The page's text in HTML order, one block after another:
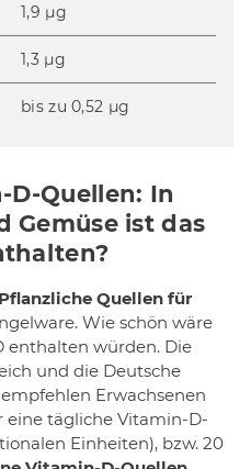
1,9 µg
1,3 µg
bis zu 0,52 µg
D-Quellen: In
Gemüse ist das
Pflanzliche Quellen für
Wie schön wäre
enthalten würden. Die
und die Deutsche
Erwachsenen
eine tägliche Vitamin-D-
Einheiten), bzw. 20